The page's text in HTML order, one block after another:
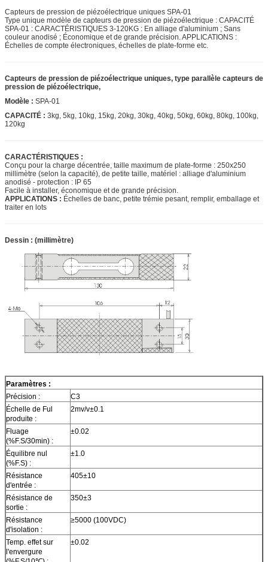
Capteurs de pression de piézoélectrique uniques SPA-01
Type unique modèle de capteurs de pression de piézoélectrique : CAPACITÉ
SPA-01 : CARACTÉRISTIQUES 3-120KG : En alliage d'aluminium ; Sans
couleur anodisé ; Économique et de grande précision. APPLICATIONS :
Échelles de compte électroniques, échelles de plate-forme etc.
Capteurs de pression de piézoélectrique uniques, type parallèle capteurs de
pression de piézoélectrique,
Modèle : SPA-01
CAPACITÉ : 3kg, 5kg, 10kg, 15kg, 20kg, 30kg, 40kg, 50kg, 60kg, 80kg, 100kg,
120kg
CARACTÉRISTIQUES :
Conçu pour la charge décentrée, taille maximum de plate-forme : 250x250
millimètre (selon la capacité), de petite taille, matériel : alliage d'aluminium
anodisé - protection : IP 65
Facile à installer, économique et de grande précision.
APPLICATIONS : Échelles de banc, petite trémie pesant, remplir, emballage et
traiter en lots
Dessin : (millimètre)
Paramètres :
Précision :
C3
Échelle de Ful
produite :
2mv/v±0.1
Fluage
(%F.S/30min) :
±0.02
Équilibre nul
(%F.S) :
±1.0
Résistance
d'entrée :
405±10
Résistance de
sortie :
350±3
Résistance
d'isolation :
≥5000 (100VDC)
Temp. effet sur
l'envergure
±0.02